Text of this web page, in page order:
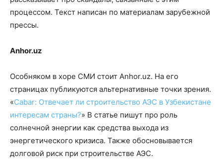
процессом. Текст написан по материалам зарубежной
прессы.
Anhor.uz
Особняком в хоре СМИ стоит Anhor.uz. На его
страницах публикуются альтернативные точки зрения.
«Cabar: Отвечает ли строительство АЭС в Узбекистане
интересам страны?» В статье пишут про роль
солнечной энергии как средства выхода из
энергетического кризиса. Также обосновывается
долговой риск при строительстве АЭС.